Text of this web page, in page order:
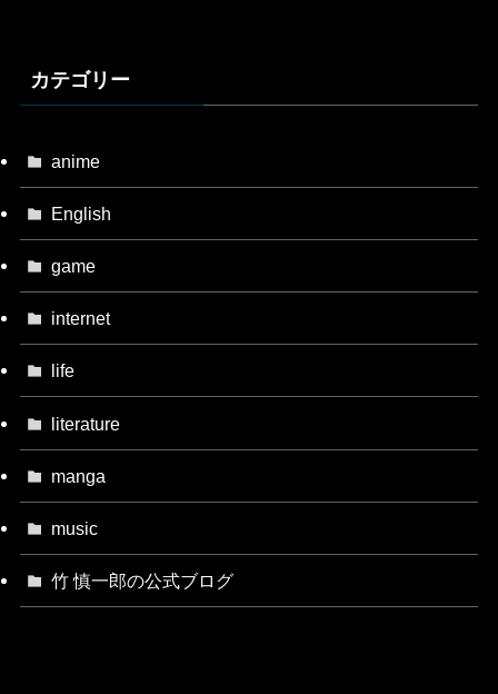
カテゴリー
anime
English
game
internet
life
literature
manga
music
竹 慎一郎の公式ブログ